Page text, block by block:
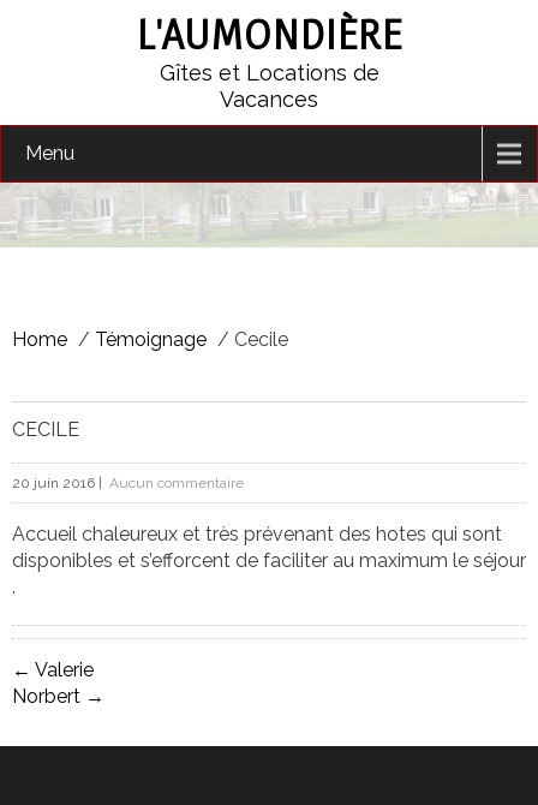
L'AUMONDIÈRE
Gîtes et Locations de
Vacances
Menu
Home / Témoignage / Cecile
CECILE
20 juin 2016 | Aucun commentaire
Accueil chaleureux et très prévenant des hotes qui sont
disponibles et s’efforcent de faciliter au maximum le séjour
.
POST
NAVIGATION
← Valerie
Norbert →